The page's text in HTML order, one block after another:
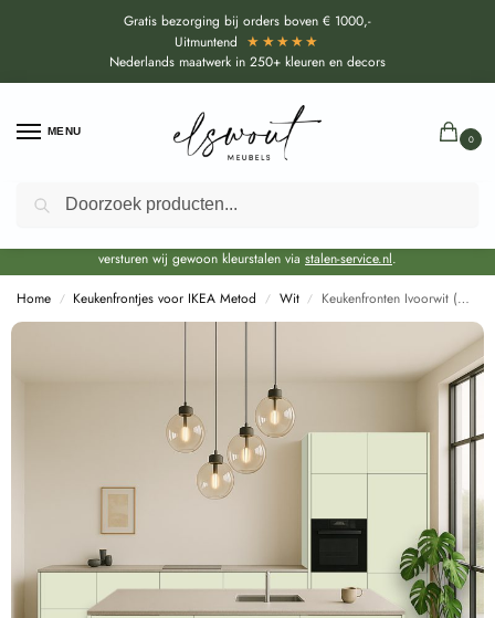
Gratis bezorging bij orders boven € 1000,-
Uitmuntend ★★★★★
Nederlands maatwerk in 250+ kleuren en decors
MENU
0
Door de bouwvakperiode geldt voor alle collecties momenteel een EXTRA
levertijd van circa 3-4 weken bovenop de reguliere levertijd.
versturen wij gewoon kleurstalen via stalen-service.nl.
Home / Keukenfrontjes voor IKEA Metod / Wit / Keukenfronten Ivoorwit (U11506 SD) voor IKEA Metod